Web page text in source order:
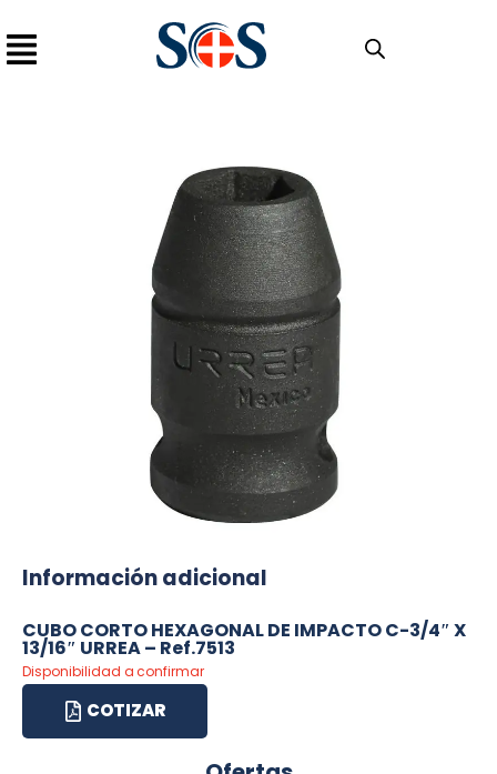
Información adicional
CUBO CORTO HEXAGONAL DE IMPACTO C-3/4″ X
13/16″ URREA – Ref.7513
Disponibilidad a confirmar
COTIZAR